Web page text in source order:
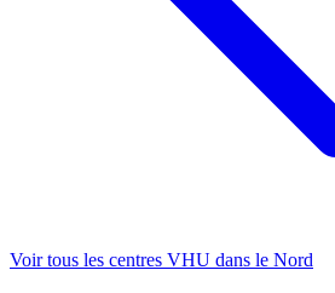
Voir tous les centres VHU dans le Nord